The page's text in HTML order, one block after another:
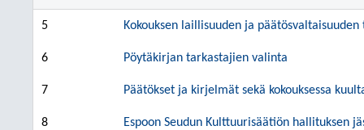
5 Kokouksen laillisuuden ja
6 Pöytäkirjan tarkastajien valinta
7 Päätökset ja kirjelmät sekä kokouksessa
8 Espoon Seudun Kulttuurisäätiön hallituksen